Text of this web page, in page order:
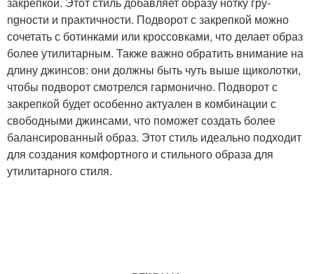
ngности и практичности. Подворот с закрепкой можно
сочетать с ботинками или кроссовками, что делает образ
более утилитарным. Также важно обратить внимание на
длину джинсов: они должны быть чуть выше щиколотки,
чтобы подворот смотрелся гармонично. Подворот с
закрепкой будет особенно актуален в комбинации с
свободными джинсами, что поможет создать более
балансированный образ. Этот стиль идеально подходит
для создания комфортного и стильного образа для
утилитарного стиля.